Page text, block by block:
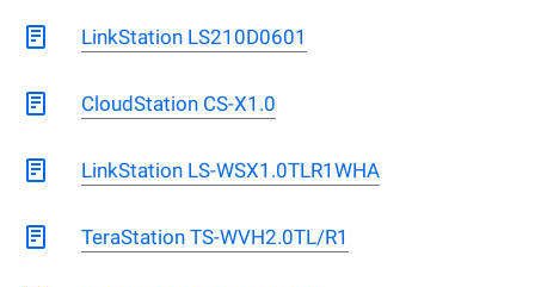
LinkStation LS210D0601
CloudStation CS-X1.0
LinkStation LS-WSX1.0TLR1WHA
TeraStation TS-WVH2.0TL/R1